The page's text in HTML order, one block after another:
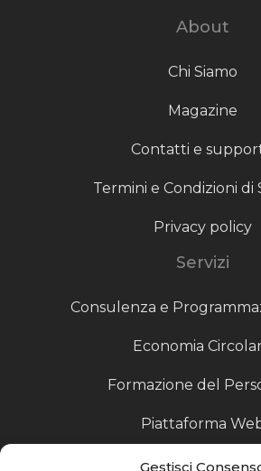
Gestisci
About
Chi Siamo
Magazine
Contatti e
Termini e Condizioni di
Privacy policy
Servizi
Consulenza e
Economia
Formazione del
Piattaforma
Scouting